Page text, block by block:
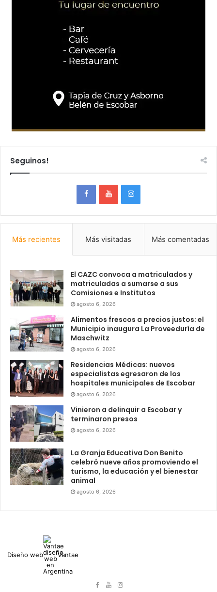
Seguinos!
Más recientes Más visitadas Más comentadas
El CAZC convoca a matriculados y
matriculadas a sumarse a sus
Comisiones e Institutos
agosto 6, 2026
Alimentos frescos a precios justos: el
Municipio inaugura La Proveeduría de
Maschwitz
agosto 6, 2026
Residencias Médicas: nuevos
especialistas egresaron de los
hospitales municipales de Escobar
agosto 6, 2026
Vinieron a delinquir a Escobar y
terminaron presos
agosto 6, 2026
La Granja Educativa Don Benito
celebró nueve años promoviendo el
turismo, la educación y el bienestar
animal
agosto 6, 2026
Diseño web Vantae